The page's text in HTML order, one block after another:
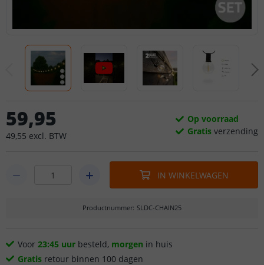
59,95
49,55 excl. BTW
Op voorraad
Gratis verzending
IN WINKELWAGEN
Productnummer: SLDC-CHAIN25
Voor 23:45 uur besteld, morgen in huis
Gratis retour binnen 100 dagen